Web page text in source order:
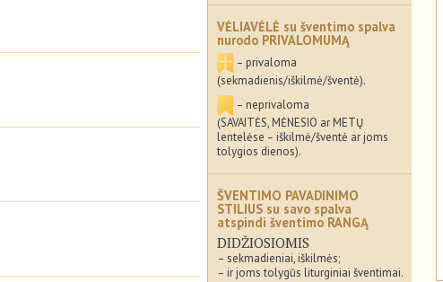
VĖLIAVĖLĖ su šventimo spalva
nurodo PRIVALOMUMĄ
– privaloma
(sekmadienis/iškilmė/šventė).
– neprivaloma
(SAVAITĖS, MĖNESIO ar METŲ
lentelėse – iškilmė/šventė ar joms
tolygios dienos).
ŠVENTIMO PAVADINIMO
STILIUS su savo spalva
atspindi šventimo RANGĄ
DIDŽIOSIOMIS
– sekmadieniai, iškilmės;
– ir joms tolygūs liturginiai šventimai.